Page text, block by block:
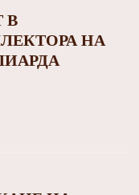
В
НА